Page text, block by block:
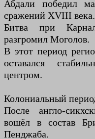
Абдали победил
сражений XVIII века.
Битва при
разгромил Моголов.
В этот период
оставался
центром.
Колониальный
После англо-
вошёл в состав
Пенджаба.